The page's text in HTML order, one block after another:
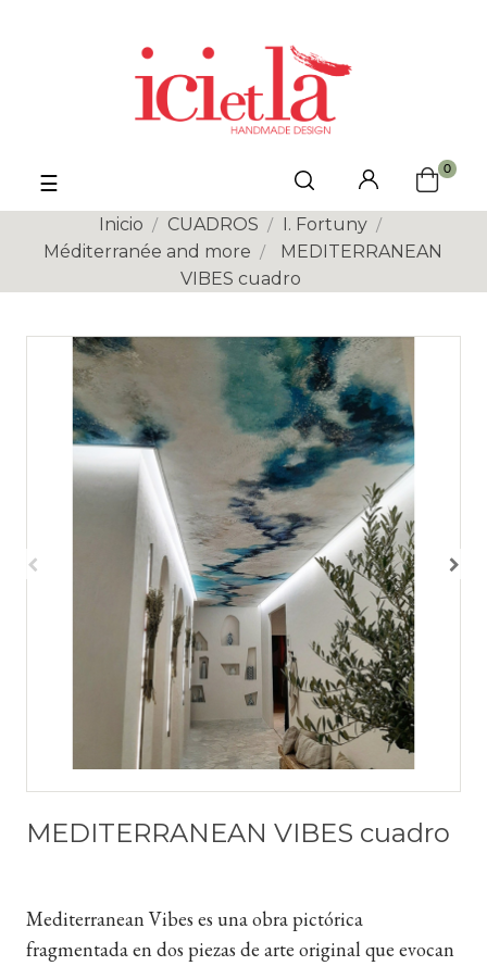
Navegación
de
palanca
☰
0
Inicio CUADROS
I. Fortuny
Méditerranée and more
MEDITERRANEAN
VIBES cuadro
MEDITERRANEAN VIBES cuadro
Mediterranean Vibes es una obra pictórica
fragmentada en dos piezas de arte original que evocan